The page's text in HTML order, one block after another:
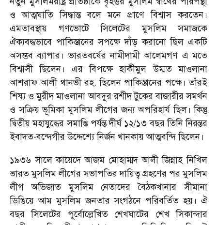
ও আত্মঘাতি সিদ্ধান্ত বলে মনে প্রাণে বিশ্বাস করতেন।
এমতাবস্থায় গণভোটে সিলেটের মুসলিম সমাজকে
ঐক্যবদ্ধভাবে পাকিস্তানের সপক্ষে দাঁড় করানো ছিল একটি
অসম্ভব ব্যাপার। ভারতবর্ষের নামীদামী আলেমগণ এ মতে
বিশ্বাসী ছিলেন। এর বিপক্ষে হাকীমুল উম্মত মাওলানা
আশরাফ আলী থানভী রহ. ছিলেন পাকিস্তানের পক্ষে। তাঁরই
শিষ্য ও মুরীদ মাওলানা আবদুর রশীদ টুকের বাজারীর সমর্থন
ও সক্রিয় ভূমিকা মুসলিম লীগের জন্য অপরিহার্য ছিল। কিন্তু
দ্বিতীয় মহাযুদ্ধের সমাপ্তি পর্যন্ত দীর্ঘ ১২/১৩ বছর তিনি নিরন্তর
ইবাদত-বন্দেগীর উদ্দেশ্যে নির্জন খানকায় আত্মবন্দি ছিলেন।
১৯৩৬ সালে কায়েদে আজম মোহাম্মদ আলী জিন্নাহ নিখিল
ভারত মুসলিম লীগের সভাপতির দায়িত্ব গ্রহণের পর মুসলিম
লীগ অভিজাত মুসলিম নেতাদের বৈঠকখানার সীমানা
ডিঙিয়ে আম মুসলিম জনতার সংগঠনে পরিবর্তিত হয়। ঐ
বছর সিলেটের পূর্বোল্লেখিত শেখঘাটের শেখ সিকান্দার